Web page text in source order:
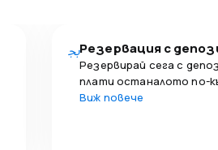
Резервация с
Резервирай сега с
плати останалото по-
Виж повече